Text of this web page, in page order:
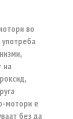
во
на
мотори е
без да